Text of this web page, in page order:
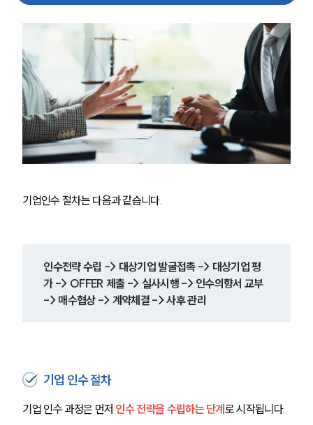
대륜의 강점
기업인수 절차는 다음과 같습니다.
인수전략 수립 -> 대상기업 발굴접촉 -> 대상기업 평
가 -> OFFER 제출 -> 실사시행 -> 인수의향서 교부
-> 매수협상 -> 계약체결 -> 사후 관리
기업 인수 절차
기업 인수 과정은 먼저 인수 전략을 수립하는 단계로 시작됩니다.